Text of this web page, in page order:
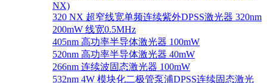
NX)
320 NX 超窄线宽单频连续紫外DPSS激光器 320nm
200mW 线宽0.5MHz
405nm 高功率半导体激光器 100mW
520nm 高功率半导体激光器 40mW
266nm 连续波固态激光器 100mW
532nm 4W 模块化二极管泵浦DPSS连续固态激光